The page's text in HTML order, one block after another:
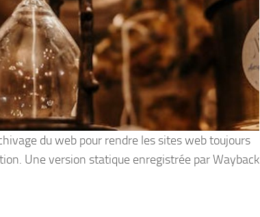
du web pour rendre les sites web toujours
Une version statique enregistrée par Wayback